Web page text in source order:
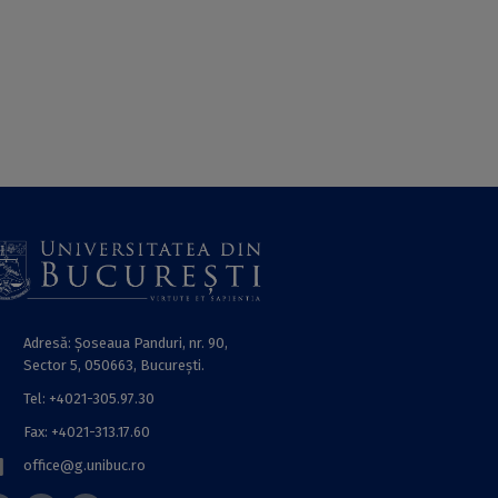
Adresă: Șoseaua Panduri, nr. 90,
Sector 5, 050663, Bucureşti.
Tel: +4021-305.97.30
Fax: +4021-313.17.60
office@g.unibuc.ro